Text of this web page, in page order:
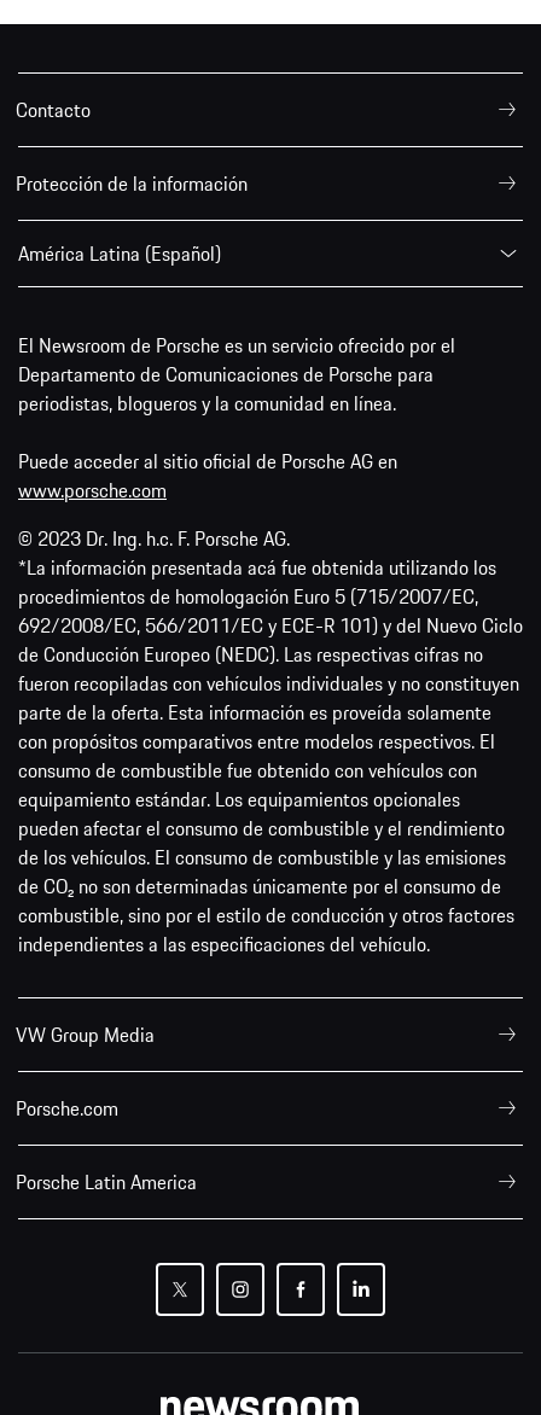
Contacto
Protección de la información
América Latina (Español)
El Newsroom de Porsche es un servicio ofrecido por el
Departamento de Comunicaciones de Porsche para
periodistas, blogueros y la comunidad en línea.
Puede acceder al sitio oficial de Porsche AG en
www.porsche.com
© 2023 Dr. Ing. h.c. F. Porsche AG.
*La información presentada acá fue obtenida utilizando los
procedimientos de homologación Euro 5 (715/2007/EC,
692/2008/EC, 566/2011/EC y ECE-R 101) y del Nuevo Ciclo
de Conducción Europeo (NEDC). Las respectivas cifras no
fueron recopiladas con vehículos individuales y no constituyen
parte de la oferta. Esta información es proveída solamente
con propósitos comparativos entre modelos respectivos. El
consumo de combustible fue obtenido con vehículos con
equipamiento estándar. Los equipamientos opcionales
pueden afectar el consumo de combustible y el rendimiento
de los vehículos. El consumo de combustible y las emisiones
de CO₂ no son determinadas únicamente por el consumo de
combustible, sino por el estilo de conducción y otros factores
independientes a las especificaciones del vehículo.
VW Group Media
Porsche.com
Porsche Latin America